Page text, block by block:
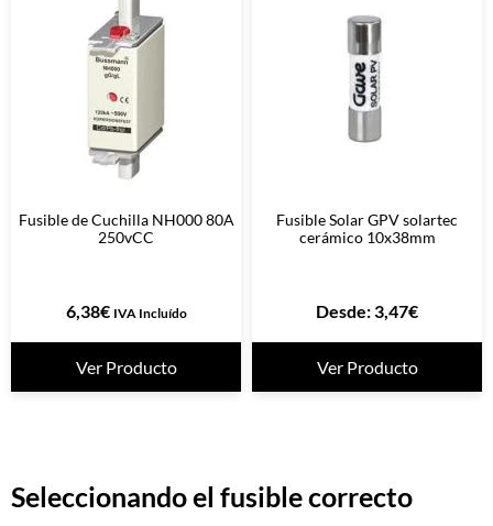
Fusible de Cuchilla NH000 80A
250vCC
6,38€ IVA Incluído
Ver Producto
Fusible Solar GPV solartec
cerámico 10x38mm
Desde:3,47€
Ver Producto
Seleccionando el fusible correcto